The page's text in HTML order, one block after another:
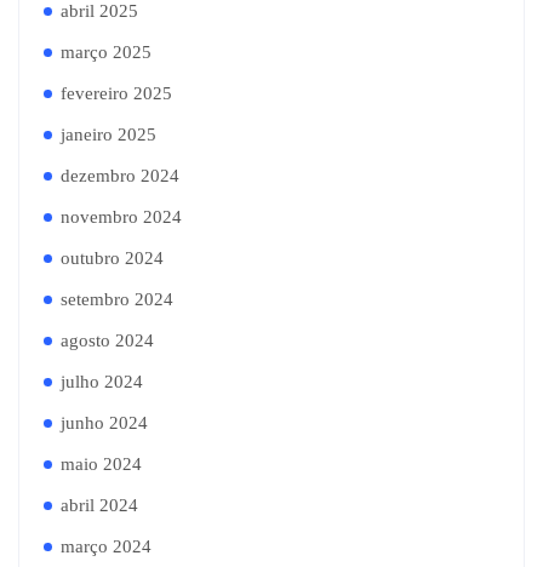
abril 2025
março 2025
fevereiro 2025
janeiro 2025
dezembro 2024
novembro 2024
outubro 2024
setembro 2024
agosto 2024
julho 2024
junho 2024
maio 2024
abril 2024
março 2024